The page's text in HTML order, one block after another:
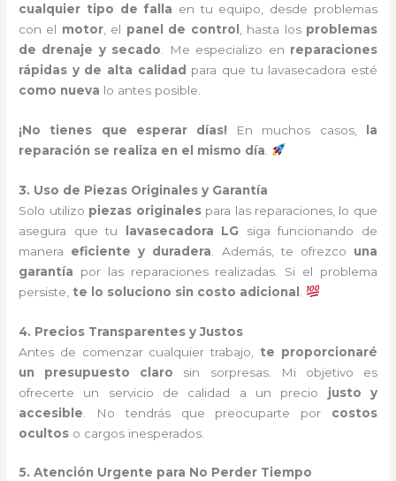
cualquier tipo de falla en tu equipo, desde problemas
con el motor, el panel de control , hasta los problemas
de drenaje y secado . Me especializo en reparaciones
rápidas y de alta calidad para que tu lavasecadora esté
como nueva lo antes posible.
¡No tienes que esperar días! En muchos casos,
la
reparación se realiza en el mismo día
3. Uso de Piezas Originales y Garantía
Solo utilizo piezas originalespara las reparaciones, lo que
asegura que tu
lavasecadora LG siga funcionando de
manera eficiente y duradera . Además, te ofrezco una
garantía por las reparaciones realizadas. Si el problema
persiste, te lo soluciono sin costo adicional
4. Precios Transparentes y Justos
Antes de comenzar cualquier trabajo, te proporcionaré
un presupuesto claro sin sorpresas. Mi objetivo es
ofrecerte un servicio de calidad a un precio justo y
accesible . No tendrás que preocuparte por costos
ocultos o cargos inesperados.
5. Atención Urgente para No Perder Tiempo